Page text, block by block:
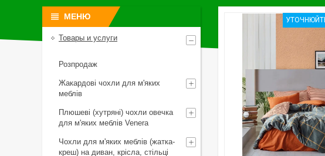
Товары и услуги
Розпродаж
Жакардові чохли для м'яких
меблів
Плюшеві (хутряні) чохли овечка
для м'яких меблів Venera
Чохли для м'яких меблів (жатка-
креш) на диван, крісла, стільці